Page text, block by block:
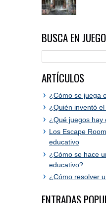
BUSCA EN
ARTÍCULOS
¿Cómo se juega
¿Quién inventó
¿Qué juegos hay
Los Escape
educativo
¿Cómo se hace
educativo?
¿Cómo resolver
ENTRADAS